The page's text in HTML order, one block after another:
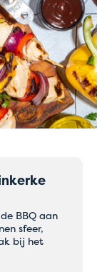
BBQ aan
sfeer,
bij het